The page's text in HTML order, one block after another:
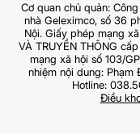
Cơ quan chủ quản:
nhà Geleximco, số 36
Nội. Giấy phép mạng
VÀ TRUYỀN THÔNG
mạng xã hội số 103/
nhiệm nội dung: Phạm
Hotline:
Điều